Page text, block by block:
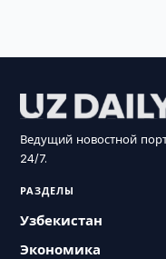
Ведущий новостной
24/7.
РАЗДЕЛЫ
Узбекистан
Экономика